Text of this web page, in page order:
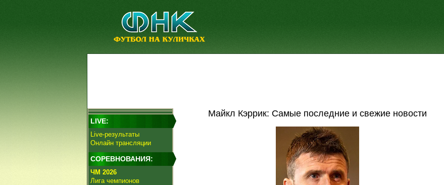
LIVE:
Live-результаты
Онлайн трансляции
СОРЕВНОВАНИЯ:
ЧМ 2026
Лига чемпионов
Майкл Кэррик: Самые последние и свежие новости